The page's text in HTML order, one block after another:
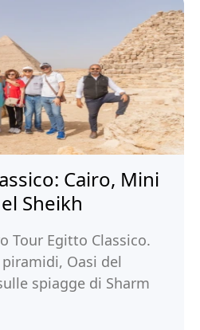
Cairo, Mini
Sheikh
Tour Egitto Classico.
Oasi del
spiagge di Sharm